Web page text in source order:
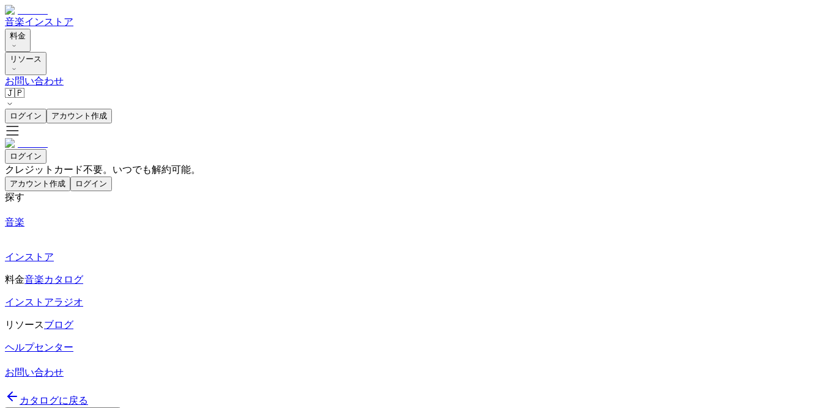
音楽インストア
料金
リソース
お問い合わせ
🇯🇵
ログイン アカウント作成
ログイン
クレジットカード不要。いつでも解約可能。
アカウント作成 ログイン
探す
音楽
インストア
料金音楽カタログ
インストアラジオ
リソースブログ
ヘルプセンター
お問い合わせ
カタログに戻る